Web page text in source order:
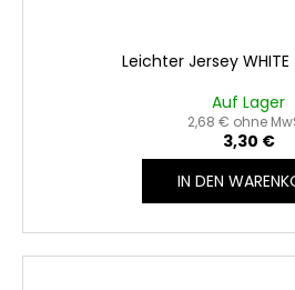
Leichter Jersey
Auf Lager
2,68 € ohne
3,30 €
IN DEN